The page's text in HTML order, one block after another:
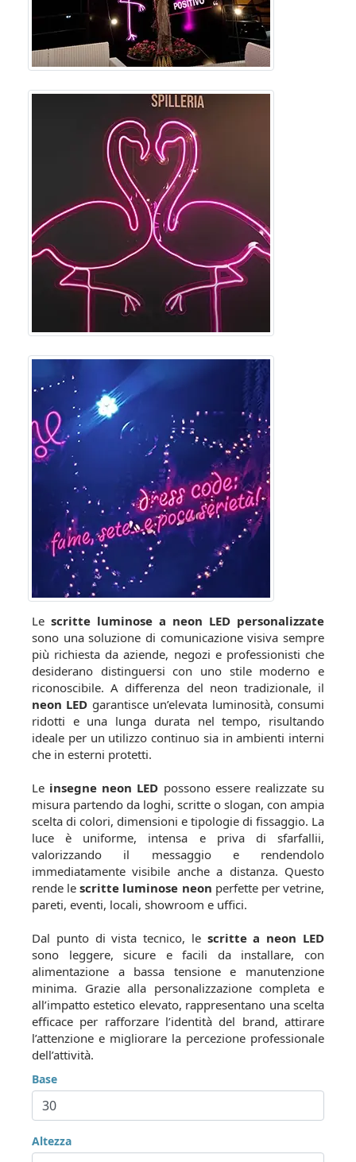
Le scritte luminose a neon LED personalizzate
sono una soluzione di comunicazione visiva sempre
più richiesta da aziende, negozi e professionisti che
desiderano distinguersi con uno stile moderno e
riconoscibile. A differenza del neon tradizionale, il
neon LED garantisce un’elevata luminosità, consumi
ridotti e una lunga durata nel tempo, risultando
ideale per un utilizzo continuo sia in ambienti interni
che in esterni protetti.
Le insegne neon LED possono essere realizzate su
misura partendo da loghi, scritte o slogan, con ampia
scelta di colori, dimensioni e tipologie di fissaggio. La
luce è uniforme, intensa e priva di sfarfallii,
valorizzando il messaggio e rendendolo
immediatamente visibile anche a distanza. Questo
rende lescritte luminose neon perfette per vetrine,
pareti, eventi, locali, showroom e uffici.
Dal punto di vista tecnico, le scritte a neon LED
sono leggere, sicure e facili da installare, con
alimentazione a bassa tensione e manutenzione
minima. Grazie alla personalizzazione completa e
all’impatto estetico elevato, rappresentano una scelta
efficace per rafforzare l’identità del brand, attirare
l’attenzione e migliorare la percezione professionale
dell’attività.
Base
Altezza